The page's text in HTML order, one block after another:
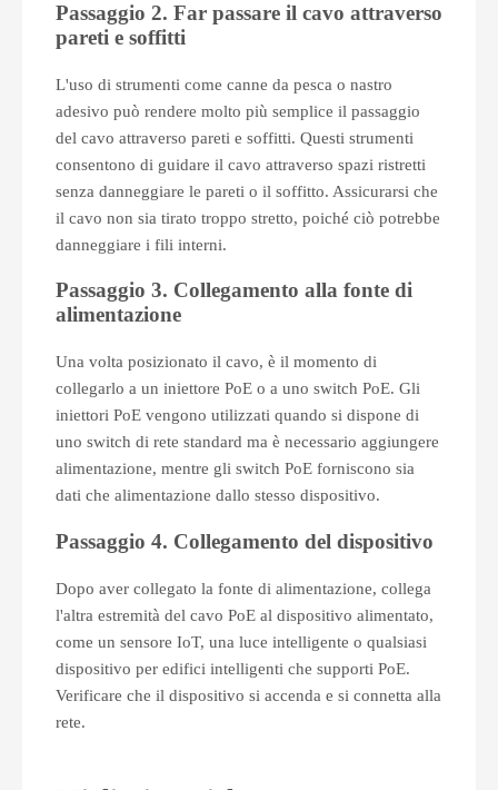
Passaggio 2. Far passare il cavo attraverso
pareti e soffitti
L'uso di strumenti come canne da pesca o nastro
adesivo può rendere molto più semplice il passaggio
del cavo attraverso pareti e soffitti. Questi strumenti
consentono di guidare il cavo attraverso spazi ristretti
senza danneggiare le pareti o il soffitto. Assicurarsi che
il cavo non sia tirato troppo stretto, poiché ciò potrebbe
danneggiare i fili interni.
Passaggio 3. Collegamento alla fonte di
alimentazione
Una volta posizionato il cavo, è il momento di
collegarlo a un iniettore PoE o a uno switch PoE. Gli
iniettori PoE vengono utilizzati quando si dispone di
uno switch di rete standard ma è necessario aggiungere
alimentazione, mentre gli switch PoE forniscono sia
dati che alimentazione dallo stesso dispositivo.
Passaggio 4. Collegamento del dispositivo
Dopo aver collegato la fonte di alimentazione, collega
l'altra estremità del cavo PoE al dispositivo alimentato,
come un sensore IoT, una luce intelligente o qualsiasi
dispositivo per edifici intelligenti che supporti PoE.
Verificare che il dispositivo si accenda e si connetta alla
rete.